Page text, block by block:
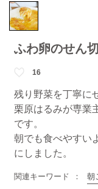
ふわ卵のせん
16
残り野菜を丁寧に
栗原はるみが専業
です。
朝でも食べやすい
にしました。
関連キーワード 朝